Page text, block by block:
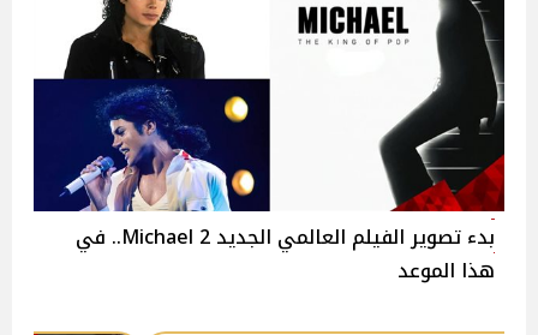
بدء تصوير الفيلم العالمي الجديد 2 Michael.. في
هذا الموعد